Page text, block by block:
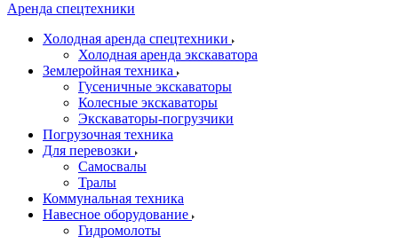
Аренда спецтехники
Холодная аренда спецтехники
Холодная аренда экскаватора
Землеройная техника
Гусеничные экскаваторы
Колесные экскаваторы
Экскаваторы-погрузчики
Погрузочная техника
Для перевозки
Самосвалы
Тралы
Коммунальная техника
Навесное оборудование
Гидромолоты